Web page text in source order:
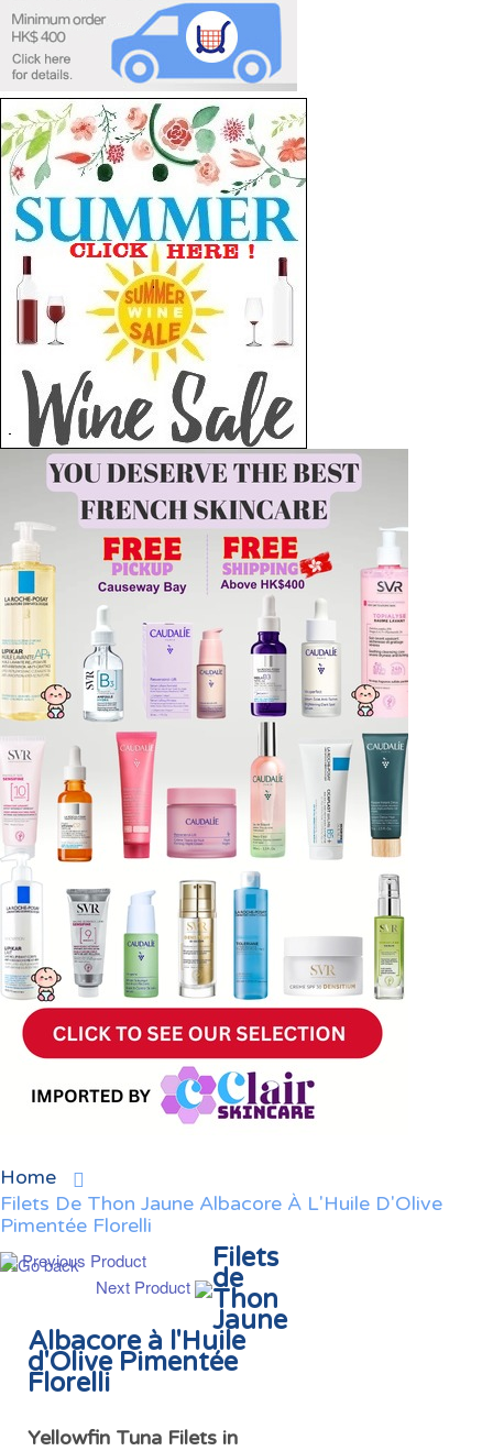
Home
Filets De Thon Jaune Albacore À L'Huile D'Olive
Pimentée Florelli
Previous Product
Next Product
Filets
de
Thon
Jaune
Albacore à l'Huile
d'Olive Pimentée
Florelli
Yellowfin Tuna Filets in